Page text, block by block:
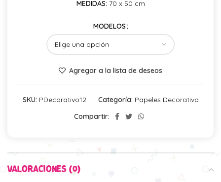
MEDIDAS: 70 x 50 cm
MODELOS
Agregar a la lista de deseos
SKU: PDecorativo12 Categoría: Papeles Decorativo
Compartir:
VALORACIONES (0)